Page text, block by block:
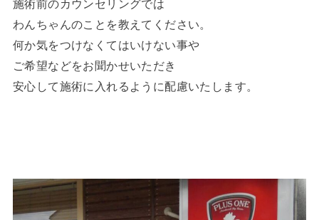
施術前のカウンセリングでは
わんちゃんのことを教えてください。
何か気をつけなくてはいけない事や
ご希望などをお聞かせいただき
安心して施術に入れるように配慮いたします。